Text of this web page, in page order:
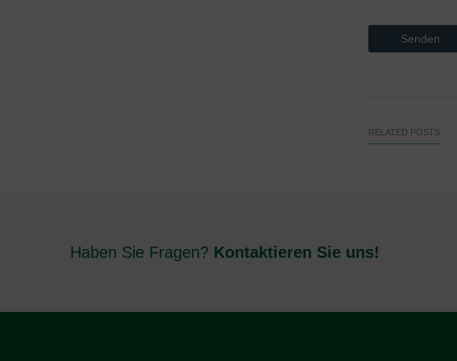
RELATED POSTS
Haben Sie Fragen? Kontaktieren Sie uns!